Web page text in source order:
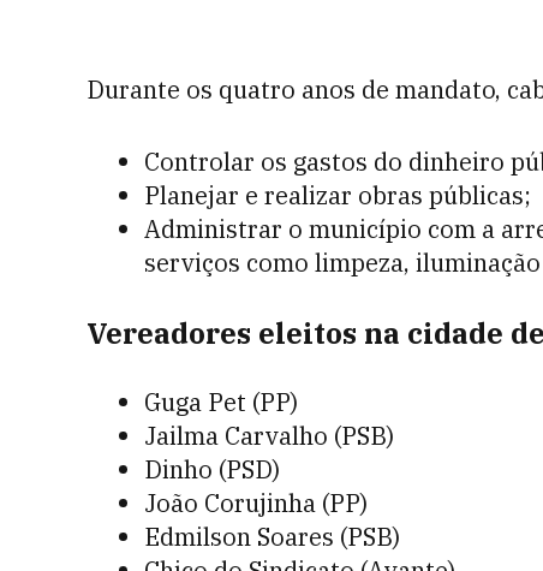
Durante os quatro anos de mandato,
Controlar os gastos do dinheiro
Planejar e realizar obras públicas;
Administrar o município com a
serviços como limpeza,
Vereadores eleitos na cidade
Guga Pet (PP)
Jailma Carvalho (PSB)
Dinho (PSD)
João Corujinha (PP)
Edmilson Soares (PSB)